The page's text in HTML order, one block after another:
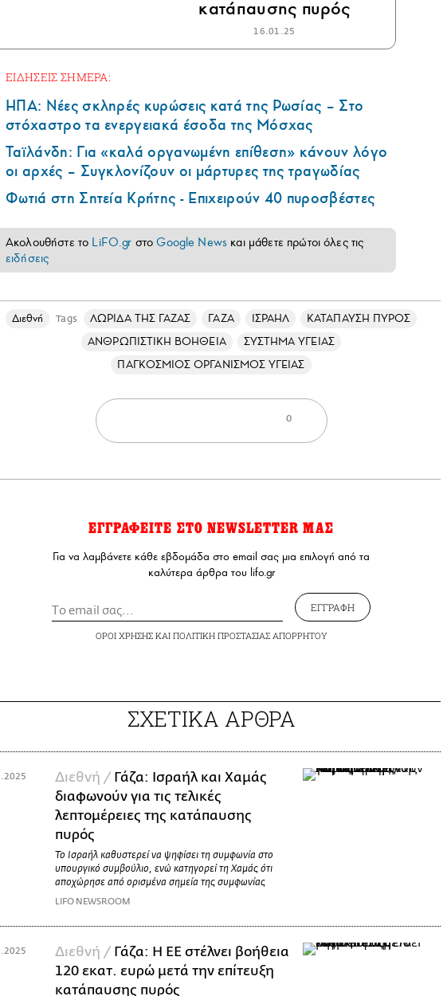
κατάπαυσης πυρός
16.01.25
ΕΙΔΗΣΕΙΣ ΣΗΜΕΡΑ:
ΗΠΑ: Nέες σκληρές κυρώσεις κατά της Ρωσίας – Στο
στόχαστρο τα ενεργειακά έσοδα της Μόσχας
Ταϊλάνδη: Για «καλά οργανωμένη επίθεση» κάνουν λόγο
οι αρχές – Συγκλονίζουν οι μάρτυρες της τραγωδίας
Φωτιά στη Σητεία Κρήτης - Επιχειρούν 40 πυροσβέστες
Ακολουθήστε το LiFO.gr στοGoogle News και μάθετε πρώτοι όλες τις
ειδήσεις
Διεθνή Tags ΛΩΡΙΔΑ ΤΗΣ ΓΑΖΑΣ ΓΑΖΑ ΙΣΡΑΗΛ
ΚΑΤΑΠΑΥΣΗ ΠΥΡΟΣ
ΑΝΘΡΩΠΙΣΤΙΚΗ ΒΟΗΘΕΙΑ
ΣΥΣΤΗΜΑ ΥΓΕΙΑΣ
ΠΑΓΚΟΣΜΙΟΣ ΟΡΓΑΝΙΣΜΟΣ ΥΓΕΙΑΣ
0
ΕΓΓΡΑΦΕΙΤΕ ΣΤΟ NEWSLETTER ΜΑΣ
Για να λαμβάνετε κάθε εβδομάδα στο email σας μια επιλογή από τα
καλύτερα άρθρα του lifo.gr
ΕΓΓΡΑΦΗ
ΟΡΟΙ ΧΡΗΣΗΣΚΑΙ ΠΟΛΙΤΙΚΗ ΠΡΟΣΤΑΣΙΑΣ ΑΠΟΡΡΗΤΟΥ
ΣΧΕΤΙΚΑ ΑΡΘΡΑ
Διεθνή / Γάζα: Ισραήλ και Χαμάς
διαφωνούν για τις τελικές
λεπτομέρειες της κατάπαυσης
πυρός
Το Ισραήλ καθυστερεί να ψηφίσει τη συμφωνία στο
υπουργικό συμβούλιο, ενώ κατηγορεί τη Χαμάς ότι
αποχώρησε από ορισμένα σημεία της συμφωνίας
LIFO NEWSROOM
Διεθνή / Γάζα: Η ΕΕ στέλνει βοήθεια
120 εκατ. ευρώ μετά την επίτευξη
κατάπαυσης πυρός